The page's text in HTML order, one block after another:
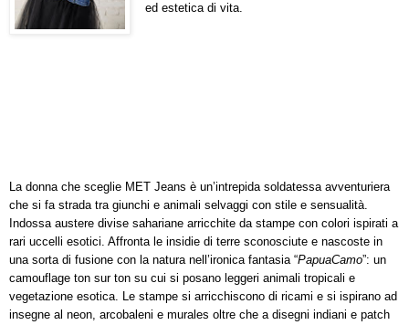
ed estetica di vita.
La donna che sceglie MET Jeans è un’intrepida soldatessa avventuriera
che si fa strada tra giunchi e animali selvaggi con stile e sensualità.
Indossa austere divise sahariane arricchite da stampe con colori ispirati a
rari uccelli esotici. Affronta le insidie di terre sconosciute e nascoste in
una sorta di fusione con la natura nell’ironica fantasia “PapuaCamo”: un
camouflage ton sur ton su cui si posano leggeri animali tropicali e
vegetazione esotica. Le stampe si arricchiscono di ricami e si ispirano ad
insegne al neon, arcobaleni e murales oltre che a disegni indiani e patch